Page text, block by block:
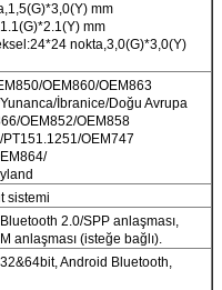
mm
mm
nokta,3,0(G)*3,0(Y)
OEM860/OEM863
İbranice/Doğu Avrupa
OEM852/OEM858
OEM747
sistemi
2.0/SPP anlaşması,
anlaşması (isteğe bağlı).
Android Bluetooth,